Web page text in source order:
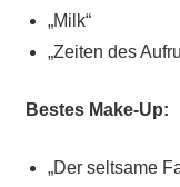
„Milk“
„Zeiten des
Bestes Make-Up:
„Der seltsame